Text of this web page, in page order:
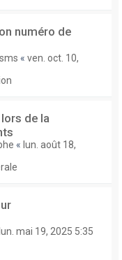
numéro de
« ven. oct. 10,
de la
« lun. août 18,
lun. mai 19, 2025 5:35